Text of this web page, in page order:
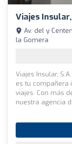
Viajes Insular,
Av. del y
la Gomera
Viajes Insular,
es tu compañera
viajes. Con más
nuestra agencia